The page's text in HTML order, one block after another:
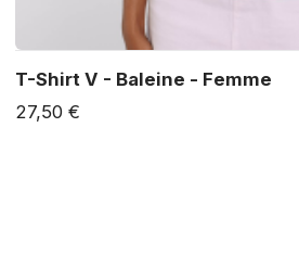
T-Shirt V - Baleine - Femme
27,50 €